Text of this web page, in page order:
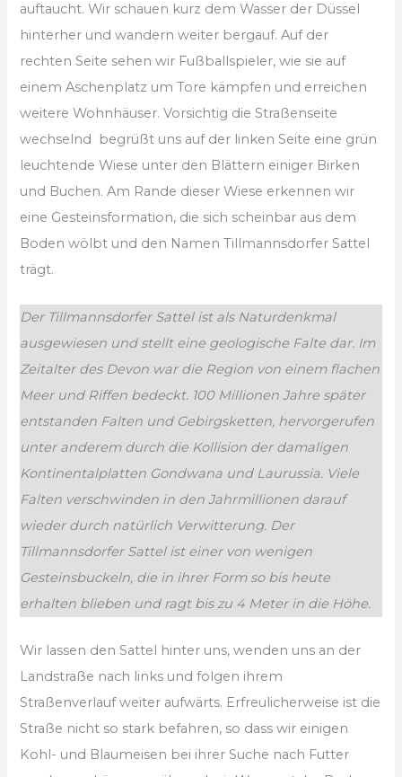
auftaucht. Wir schauen kurz dem Wasser der Düssel
hinterher und wandern weiter bergauf. Auf der
rechten Seite sehen wir Fußballspieler, wie sie auf
einem Aschenplatz um Tore kämpfen und erreichen
weitere Wohnhäuser. Vorsichtig die Straßenseite
wechselnd begrüßt uns auf der linken Seite eine grün
leuchtende Wiese unter den Blättern einiger Birken
und Buchen. Am Rande dieser Wiese erkennen wir
eine Gesteinsformation, die sich scheinbar aus dem
Boden wölbt und den Namen Tillmannsdorfer Sattel
trägt.
Der Tillmannsdorfer Sattel ist als Naturdenkmal
ausgewiesen und stellt eine geologische Falte dar. Im
Zeitalter des Devon war die Region von einem flachen
Meer und Riffen bedeckt. 100 Millionen Jahre später
entstanden Falten und Gebirgsketten, hervorgerufen
unter anderem durch die Kollision der damaligen
Kontinentalplatten Gondwana und Laurussia. Viele
Falten verschwinden in den Jahrmillionen darauf
wieder durch natürlich Verwitterung. Der
Tillmannsdorfer Sattel ist einer von wenigen
Gesteinsbuckeln, die in ihrer Form so bis heute
erhalten blieben und ragt bis zu 4 Meter in die Höhe.
Wir lassen den Sattel hinter uns, wenden uns an der
Landstraße nach links und folgen ihrem
Straßenverlauf weiter aufwärts. Erfreulicherweise ist die
Straße nicht so stark befahren, so dass wir einigen
Kohl- und Blaumeisen bei ihrer Suche nach Futter